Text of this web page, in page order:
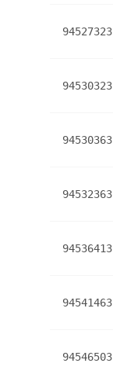
94527323
94530323
94530363
94532363
94536413
94541463
94546503